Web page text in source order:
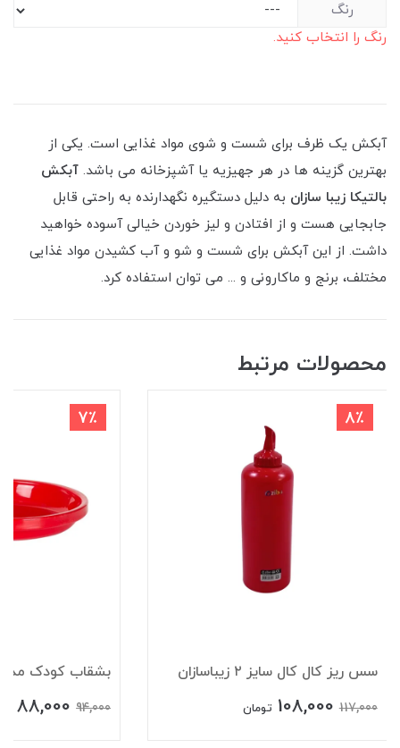
رنگ
رنگ را انتخاب کنید.
آبکش یک ظرف برای شست و شوی مواد غذایی است. یکی از
بهترین گزینه ها در هر جهیزیه یا آشپزخانه می باشد. آبکش
بالتیکا زیبا سازان به دلیل دستگیره نگهدارنده به راحتی قابل
جابجایی هست و از افتادن و لیز خوردن خیالی آسوده خواهید
داشت. از این آبکش برای شست و شو و آب کشیدن مواد غذایی
مختلف، برنج و ماکارونی و ... می توان استفاده کرد.
محصولات مرتبط
8٪
سس ریز کال کال سایز ۲ زیباسازان
117,000
108,000 تومان
7٪
بشقاب کودک مدل
94,000
88,000